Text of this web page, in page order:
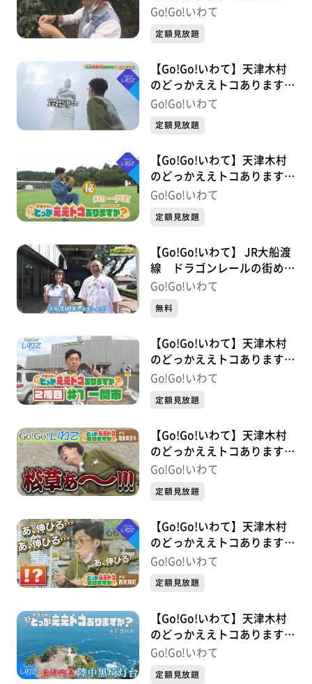
か？ #11 遠野市
Go!Go!いわて
定額見放題
【Go!Go!いわて】天津木村
のどっかええトコあります
か？ #10 釜石市
Go!Go!いわて
定額見放題
【Go!Go!いわて】天津木村
のどっかええトコあります
か？ 2周目 #10 一戸町
Go!Go!いわて
定額見放題
【Go!Go!いわて】 JR大船渡
線 ドラゴンレールの街めぐ
り#1 一関編
Go!Go!いわて
無料
【Go!Go!いわて】天津木村
のどっかええトコあります
か？ 2周目 #1 一関市
Go!Go!いわて
定額見放題
【Go!Go!いわて】天津木村
のどっかええトコあります
か？ #9 陸前高田市
Go!Go!いわて
定額見放題
【Go!Go!いわて】天津木村
のどっかええトコあります
か？ #8 西和賀町
Go!Go!いわて
定額見放題
【Go!Go!いわて】天津木村
のどっかええトコあります
か？ #7 普代村
Go!Go!いわて
定額見放題